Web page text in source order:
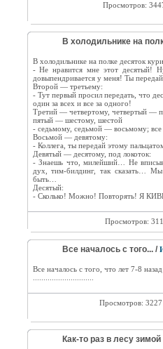
Просмотров:
В холодильнике на
В холодильнике на полке десяток
- Не нравится мне этот десятый!
довыпендривается у меня! Ты
Второй — третьему:
- Тут первый просил передать, что
один за всех и все за одного!
Третий — четвертому, четвертый —
пятый — шестому, шестой
- седьмому, седьмой — восьмому; все
Восьмой — девятому:
- Коллега, ты передай этому
Девятый — десятому, под локоток:
- Знаешь что, милейший… Не
дух, тим-билдинг, так сказать…
быть…
Десятый:
- Сколько! Можно! Повторять! Я
Просмотров:
Все началось с того... /
Все началось с того, что лет 7-8
Просмотров:
Как-то раз в лесу